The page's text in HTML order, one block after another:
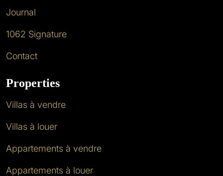
Journal
1062 Signature
Contact
Properties
Villas à vendre
Villas à louer
Appartements à vendre
Appartements à louer